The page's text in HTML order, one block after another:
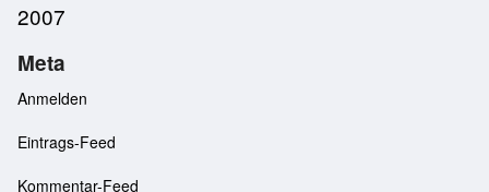
2007
Meta
Anmelden
Eintrags-Feed
Kommentar-Feed